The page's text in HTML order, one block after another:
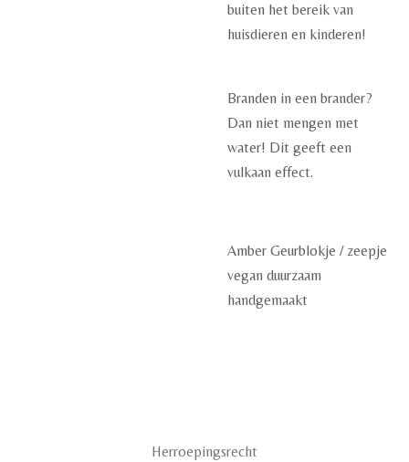
buiten het bereik van
huisdieren en kinderen!
Branden in een brander?
Dan niet mengen met
water! Dit geeft een
vulkaan effect.
Amber Geurblokje / zeepje
vegan duurzaam
handgemaakt
Herroepingsrecht